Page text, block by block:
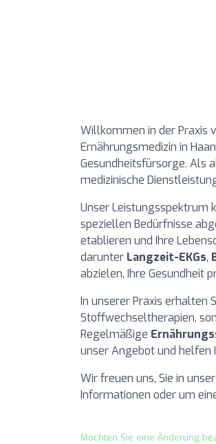
Willkommen in der Praxis
Ernährungsmedizin in
Gesundheitsfürsorge. Als
medizinische
Unser Leistungsspektrum
speziellen Bedürfnisse
etablieren und Ihre
darunter Langzeit-EKGs,
abzielen, Ihre Gesundheit
In unserer Praxis erhalten
Stoffwechseltherapien,
Regelmäßige
unser Angebot und helfen
Wir freuen uns, Sie in
Informationen oder um
Möchten Sie eine Änderung